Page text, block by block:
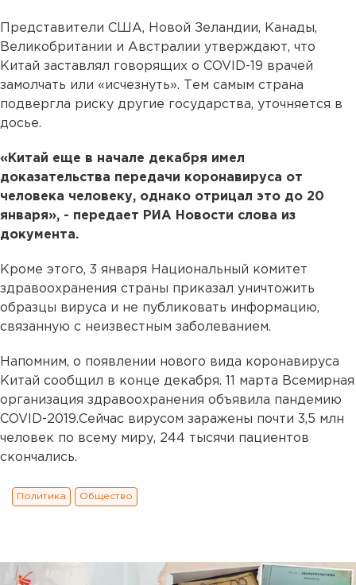
Представители США, Новой Зеландии, Канады,
Великобритании и Австралии утверждают, что
Китай заставлял говорящих о COVID-19 врачей
замолчать или «исчезнуть». Тем самым страна
подвергла риску другие государства, уточняется в
досье.
«Китай еще в начале декабря имел
доказательства передачи коронавируса от
человека человеку, однако отрицал это до 20
января», - передает РИА Новости слова из
документа.
Кроме этого, 3 января Национальный комитет
здравоохранения страны приказал уничтожить
образцы вируса и не публиковать информацию,
связанную с неизвестным заболеванием.
Напомним, о появлении нового вида коронавируса
Китай сообщил в конце декабря. 11 марта Всемирная
организация здравоохранения объявила пандемию
COVID-2019.Сейчас вирусом заражены почти 3,5 млн
человек по всему миру, 244 тысячи пациентов
скончались.
Политика Общество